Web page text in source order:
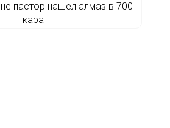
пастор нашел алмаз в 700
карат